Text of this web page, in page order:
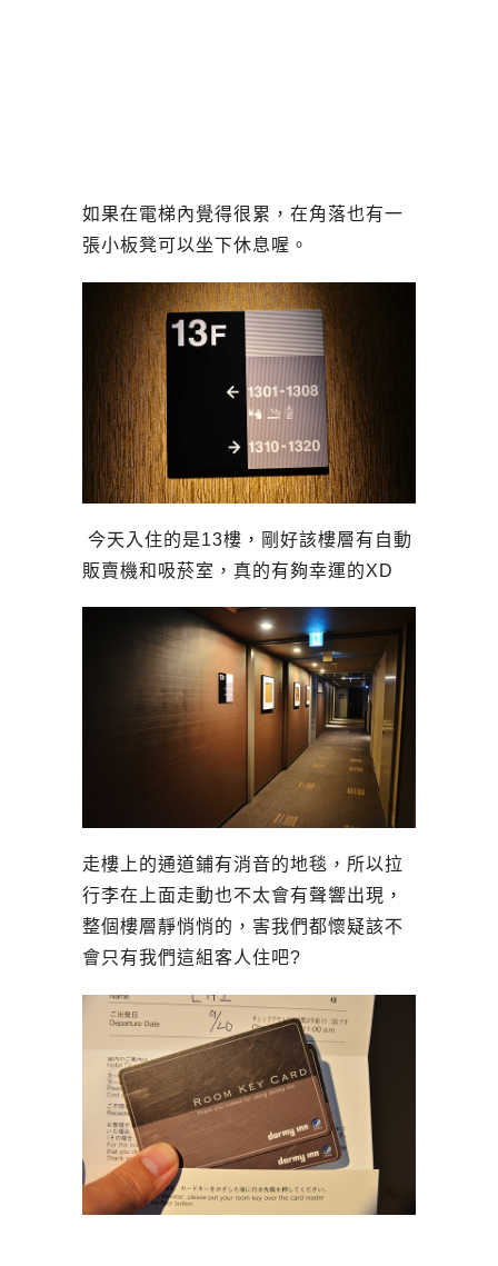
如果在電梯內覺得很累，在角落也有一
張小板凳可以坐下休息喔。
今天入住的是13樓，剛好該樓層有自動
販賣機和吸菸室，真的有夠幸運的XD
走樓上的通道鋪有消音的地毯，所以拉
行李在上面走動也不太會有聲響出現，
整個樓層靜悄悄的，害我們都懷疑該不
會只有我們這組客人住吧?